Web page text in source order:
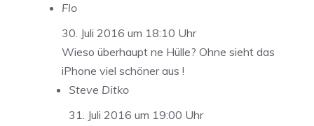
Flo
30. Juli 2016 um 18:10 Uhr
Wieso überhaupt ne Hülle? Ohne sieht das
iPhone viel schöner aus !
Steve Ditko
31. Juli 2016 um 19:00 Uhr